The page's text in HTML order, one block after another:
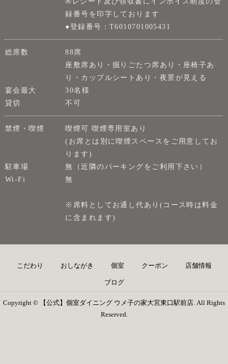
録番号を印字しております
●登録番号：T6010701005431
総席数
88席
座敷席あり・掘りごたつ席あり・座椅子あ
り・カップルシートあり・夜景が見える
宴会最大
30名様
貸切
不可
禁煙・喫煙
喫煙可 喫煙専用室あり
(お席とは別に喫煙スペースをご用意してお
ります)
駐車場
無（近隣のパーキングをご利用下さい）
Wi-Fi
無
※席料としてお通し代あり(コース時は料金
に含まれます)
こだわり おしながき 個室 クーポン 店舗情報
ブログ
Copyright © 【公式】個室ダイニング ウメ子の家大宮東口駅前店. All Rights
Reserved.